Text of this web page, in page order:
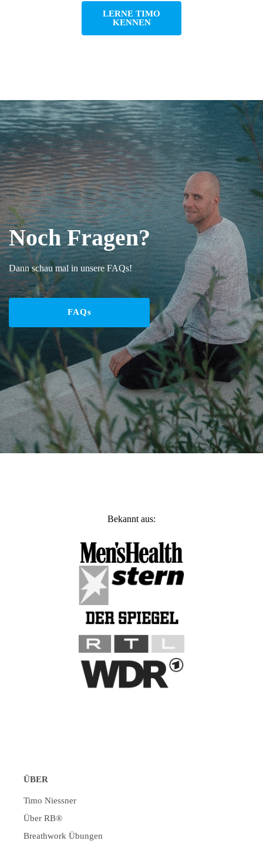
LERNE TIMO
KENNEN
Noch Fragen?
Dann schau mal in unsere FAQs!
FAQs
Bekannt aus:
ÜBER
Timo Niessner
Über RB®
Breathwork Übungen